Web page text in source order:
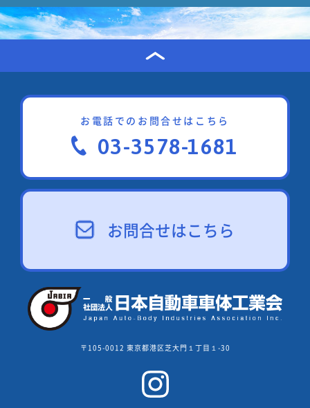
お電話でのお問合せはこちら
03-3578-1681
お問合せはこちら
〒105-0012 東京都港区芝大門１丁目１-30